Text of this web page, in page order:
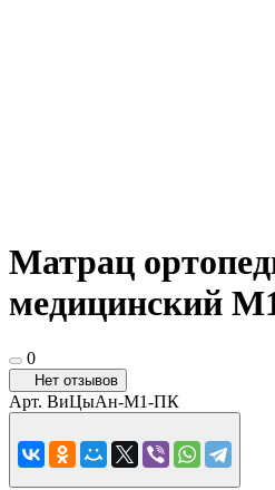
Матрац
медицинский
0
Нет отзывов
Арт. ВиЦыАн-М1-ПК